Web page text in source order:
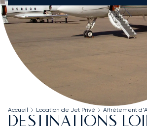
Accueil Location de Jet Privé Affrètement
DESTINATIONS